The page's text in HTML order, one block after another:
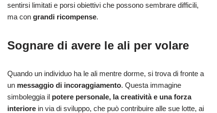
sentirsi limitati e porsi obiettivi che possono sembrare difficili,
ma con grandi ricompense.
Sognare di avere le ali per volare
Quando un individuo ha le ali mentre dorme, si trova di fronte a
un messaggio di incoraggiamento. Questa immagine
simboleggia il potere personale, la creatività e una forza
interiore in via di sviluppo, che può contribuire alle sue lotte, ai